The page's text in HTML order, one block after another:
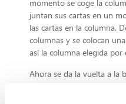
momento se coge la
juntan sus cartas en un
las cartas en la columna.
columnas y se colocan
así la columna elegida
Ahora se da la vuelta a la
las cartas en las